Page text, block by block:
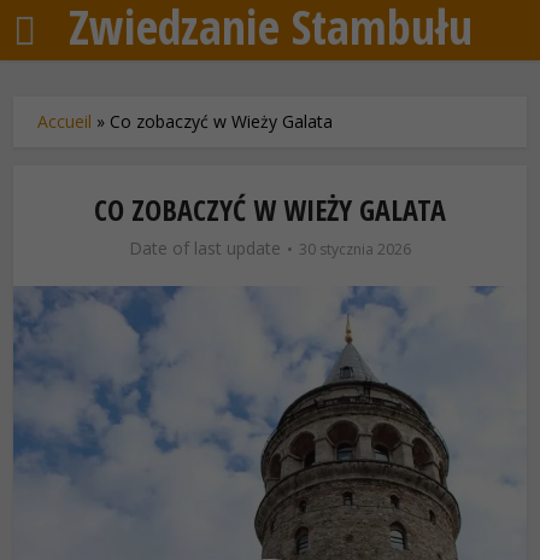
Zwiedzanie Stambułu
Accueil » Co zobaczyć w Wieży Galata
CO ZOBACZYĆ W WIEŻY GALATA
Date of last update 30 stycznia 2026